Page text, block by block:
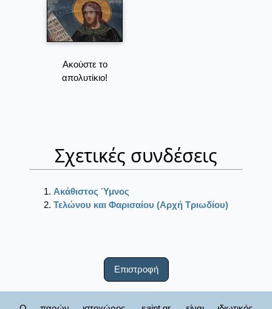
Ακούστε το
απολυτίκιο!
Σχετικές συνδέσεις
Ακάθιστος Ύμνος
Τελώνου και Φαρισαίου (Αρχή Τριωδίου)
Επιστροφή